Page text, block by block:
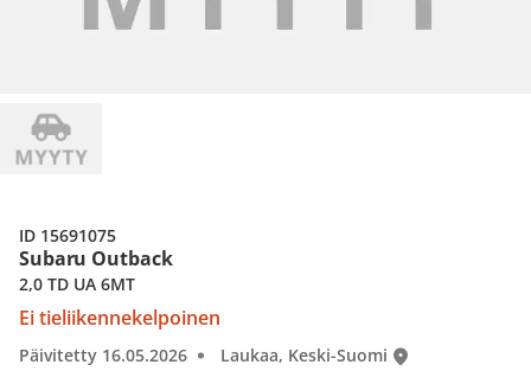
Subaru Outback
2,0 TD UA 6MT
Ei tieliikennekelpoinen
Päivitetty 16.05.2026 Laukaa, Keski-Suomi
ID 15691075